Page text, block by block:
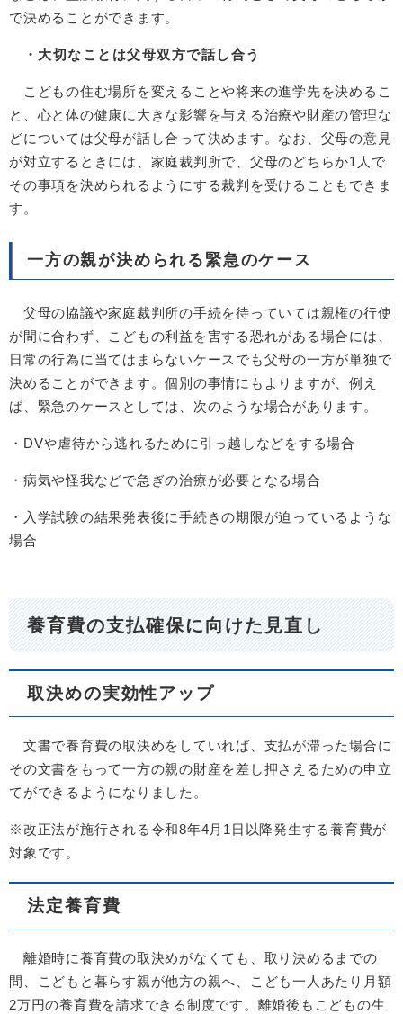
で決めることができます。
・大切なことは父母双方で話し合う
こどもの住む場所を変えることや将来の進学先を決めるこ
と、心と体の健康に大きな影響を与える治療や財産の管理な
どについては父母が話し合って決めます。なお、父母の意見
が対立するときには、家庭裁判所で、父母のどちらか1人で
その事項を決められるようにする裁判を受けることもできま
す。
一方の親が決められる緊急のケース
父母の協議や家庭裁判所の手続を待っていては親権の行使
が間に合わず、こどもの利益を害する恐れがある場合には、
日常の行為に当てはまらないケースでも父母の一方が単独で
決めることができます。個別の事情にもよりますが、例え
ば、緊急のケースとしては、次のような場合があります。
・DVや虐待から逃れるために引っ越しなどをする場合
・病気や怪我などで急ぎの治療が必要となる場合
・入学試験の結果発表後に手続きの期限が迫っているような
場合
養育費の支払確保に向けた見直し
取決めの実効性アップ
文書で養育費の取決めをしていれば、支払が滞った場合に
その文書をもって一方の親の財産を差し押さえるための申立
てができるようになりました。
※改正法が施行される令和8年4月1日以降発生する養育費が
対象です。
法定養育費
離婚時に養育費の取決めがなくても、取り決めるまでの
間、こどもと暮らす親が他方の親へ、こども一人あたり月額
2万円の養育費を請求できる制度です。離婚後もこどもの生